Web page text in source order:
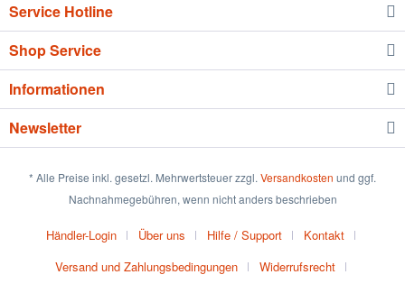
Service Hotline
Shop Service
Informationen
Newsletter
* Alle Preise inkl. gesetzl. Mehrwertsteuer zzgl. Versandkosten und ggf.
Nachnahmegebühren, wenn nicht anders beschrieben
Händler-Login Über uns Hilfe / Support
Kontakt
Versand und Zahlungsbedingungen
Widerrufsrecht